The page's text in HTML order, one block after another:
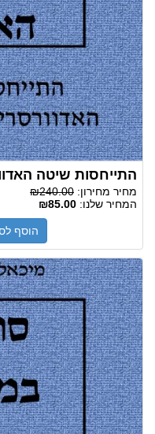
התייחסות שיטה
מחיר מחירון: ₪240.00
המחיר שלנו: ₪85.00
הוסף